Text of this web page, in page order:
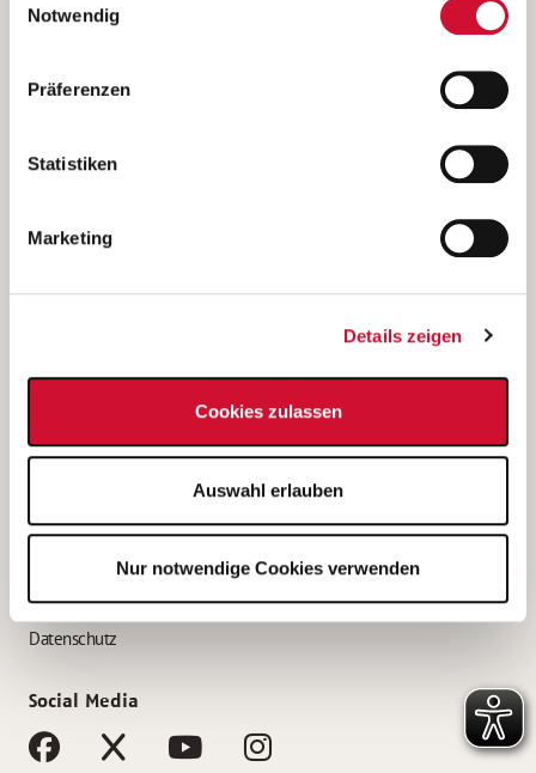
Wenn Sie auf „Cookies zulassen“ klicken, so stimmen
Sie der Speicherung sämtlicher Cookies zu. Sie können
Ihre Einwilligung selbstverständlich jederzeit widerrufen,
indem Sie die Cookie-Einstellungen aufrufen und diese
unsererDatenschutzerklärung
Notwendig
Präferenzen
Statistiken
Marketing
Details zeigen
Cookies zulassen
Auswahl erlauben
Nur notwendige Cookies verwenden
Betreiber der Webseite
Kantstraße 45a
(Ein Tochterunternehmen des AWO Bezirksverbandes Unterfranken
e.V.)
Bewerbung als Altenpflegehelfer*in
Bewerbung als Erzieher*in
AWO Gliederungen nach Bundesland
Impressum
Datenschutz
Social Media